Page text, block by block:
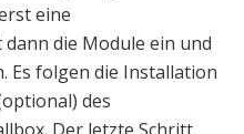
eine
die Module ein und
Es folgen die Installation
des
Der letzte Schritt